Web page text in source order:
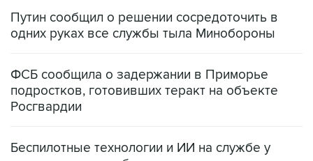
ФСБ сообщила о задержании в Приморье
Росгвардии
Беспилотные технологии и ИИ на службе у
Социальная реклама, АНО «Национальные приоритеты».